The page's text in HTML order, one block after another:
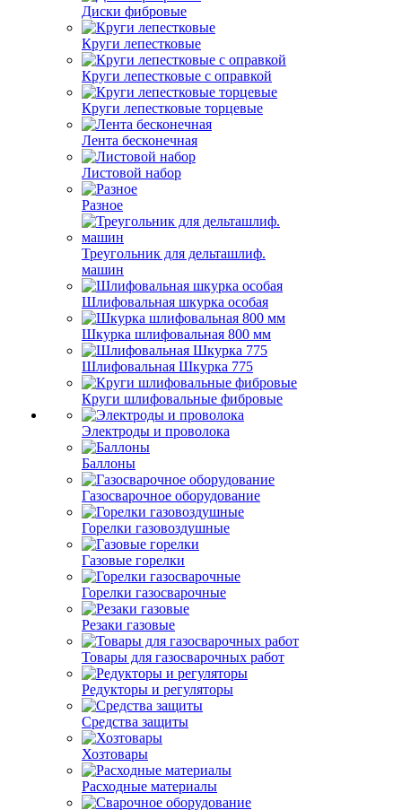
Диски фибровые
Круги лепестковые
Круги лепестковые с оправкой
Круги лепестковые торцевые
Лента бесконечная
Листовой набор
Разное
Треугольник для дельташлиф.
машин
Шлифовальная шкурка особая
Шкурка шлифовальная 800 мм
Шлифовальная Шкурка 775
Круги шлифовальные фибровые
Электроды и проволока
Баллоны
Газосварочное оборудование
Горелки газовоздушные
Газовые горелки
Горелки газосварочные
Резаки газовые
Товары для газосварочных работ
Редукторы и регуляторы
Средства защиты
Хозтовары
Расходные материалы